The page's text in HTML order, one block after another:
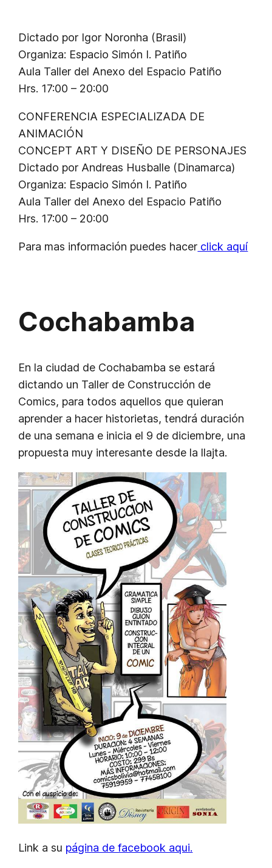
Dictado por Igor Noronha (Brasil)
Organiza: Espacio Simón I. Patiño
Aula Taller del Anexo del Espacio Patiño
Hrs. 17:00 – 20:00
CONFERENCIA ESPECIALIZADA DE
ANIMACIÓN
CONCEPT ART Y DISEÑO DE PERSONAJES
Dictado por Andreas Husballe (Dinamarca)
Organiza: Espacio Simón I. Patiño
Aula Taller del Anexo del Espacio Patiño
Hrs. 17:00 – 20:00
Para mas información puedes hacer click aquí
Cochabamba
En la ciudad de Cochabamba se estará
dictando un Taller de Construcción de
Comics, para todos aquellos que quieran
aprender a hacer historietas, tendrá duración
de una semana e inicia el 9 de diciembre, una
propuesta muy interesante desde la llajta.
Link a su página de facebook aqui.